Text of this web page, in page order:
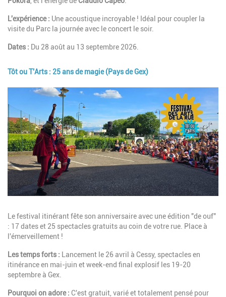
L'expérience : Une acoustique incroyable ! Idéal pour coupler la
visite du Parc la journée avec le concert le soir.
Dates : Du 28 août au 13 septembre 2026.
Tôt ou T’Arts : 25 ans de magie (Pays de Gex)
Description
Le festival itinérant fête son anniversaire avec une édition "de ouf"
: 17 dates et 25 spectacles gratuits au coin de votre rue. Place à
l'émerveillement !
Les temps forts : Lancement le 26 avril à Cessy, spectacles en
itinérance en mai-juin et week-end final explosif les 19-20
septembre à Gex.
Pourquoi on adore : C'est gratuit, varié et totalement pensé pour